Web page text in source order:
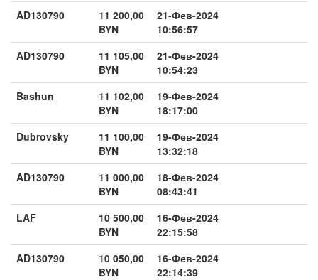
AD130790
11 200,00
BYN
21-Фев-2024
10:56:57
AD130790
11 105,00
BYN
21-Фев-2024
10:54:23
Bashun
11 102,00
BYN
19-Фев-2024
18:17:00
Dubrovsky
11 100,00
BYN
19-Фев-2024
13:32:18
AD130790
11 000,00
BYN
18-Фев-2024
08:43:41
LAF
10 500,00
BYN
16-Фев-2024
22:15:58
AD130790
10 050,00
BYN
16-Фев-2024
22:14:39